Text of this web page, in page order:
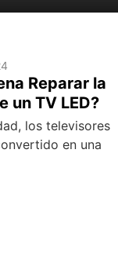
Reparar la
un TV LED?
los televisores
en una